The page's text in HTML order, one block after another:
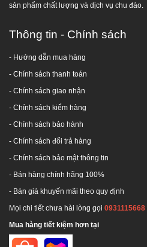
HỆ THỐNG PHÂN PHỐI
GIAO HÀNG MIỄN
Chi nhánh 2
Kho Đồng Nai 1
Kho Đồng Nai 2: 66 Nguyễn Ái
Kho Thủ Đức:
Đường Linh Đông, P.
Kho Quận 8:
sản phẩm chất lượng và dịch vụ chu đáo.
Thông tin - Chính sách
- Hướng dẫn mua hàng
- Chính sách thanh toán
- Chính sách giao nhận
- Chính sách kiểm hàng
- Chính sách bảo hành
- Chính sách đổi trả hàng
- Chính sách bảo mật thông tin
- Bán hàng chính hãng 100%
- Bán giá khuyến mãi theo quy định
Mọi chi tiết chưa hài lòng gọi 0931115668
Mua hàng tiết kiệm hơn tại